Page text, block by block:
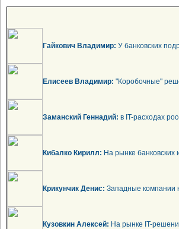
Гайкович Владимир: У банковских
Елисеев Владимир: "Коробочные"
Заманский Геннадий: в IT-расходах
Кибалко Кирилл: На рынке
Крикунчик Денис: Западные компании
Кузовкин Алексей: На рынке IT-